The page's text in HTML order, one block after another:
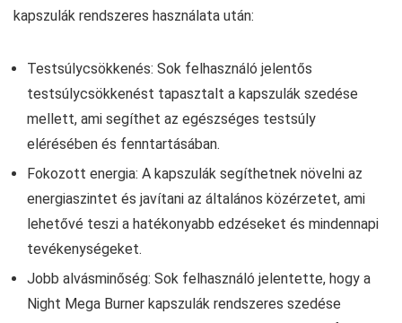
kapszulák rendszeres használata után:
Testsúlycsökkenés: Sok felhasználó jelentős
testsúlycsökkenést tapasztalt a kapszulák szedése
mellett, ami segíthet az egészséges testsúly
elérésében és fenntartásában.
Fokozott energia: A kapszulák segíthetnek növelni az
energiaszintet és javítani az általános közérzetet, ami
lehetővé teszi a hatékonyabb edzéseket és mindennapi
tevékenységeket.
Jobb alvásminőség: Sok felhasználó jelentette, hogy a
Night Mega Burner kapszulák rendszeres szedése